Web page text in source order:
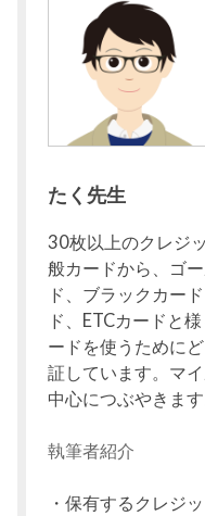
たく先生
30枚以上のクレジ
般カードから、ゴ
ド、ブラックカー
ド、ETCカードと
ードを使うために
証しています。マ
中心につぶやきます
執筆者紹介
・保有するクレジ